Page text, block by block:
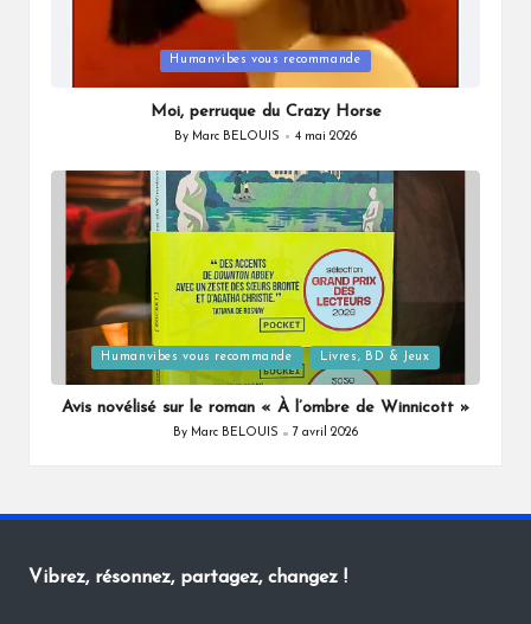
in
Humanvibes vous recommande
Moi, perruque du Crazy Horse
Posted
By Marc BELOUIS 4 mai 2026
Posted
in
Humanvibes vous recommande Livres, BD & Jeux
Avis novélisé sur le roman « À l’ombre de Winnicott »
Posted
By Marc BELOUIS 7 avril 2026
Vibrez, résonnez, partagez, changez !